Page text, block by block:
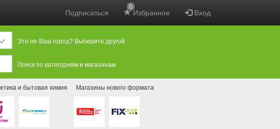
Подписаться Избранное
0
Вход
Это не Ваш город? Выберите другой
Поиск по категориям и магазинам
и бытовая химия Магазины нового формата